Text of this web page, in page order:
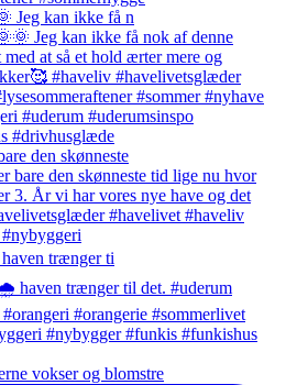
Jeg kan ikke få n
den skønneste
trænger ti
vokser og blomstre